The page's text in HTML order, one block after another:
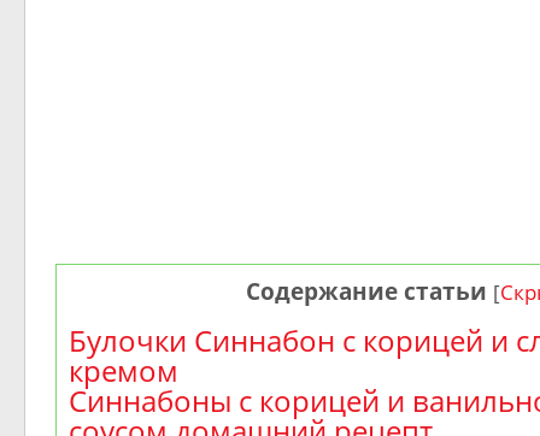
Содержание статьи [
Булочки Синнабон с корицей и
кремом
Синнабоны с корицей и